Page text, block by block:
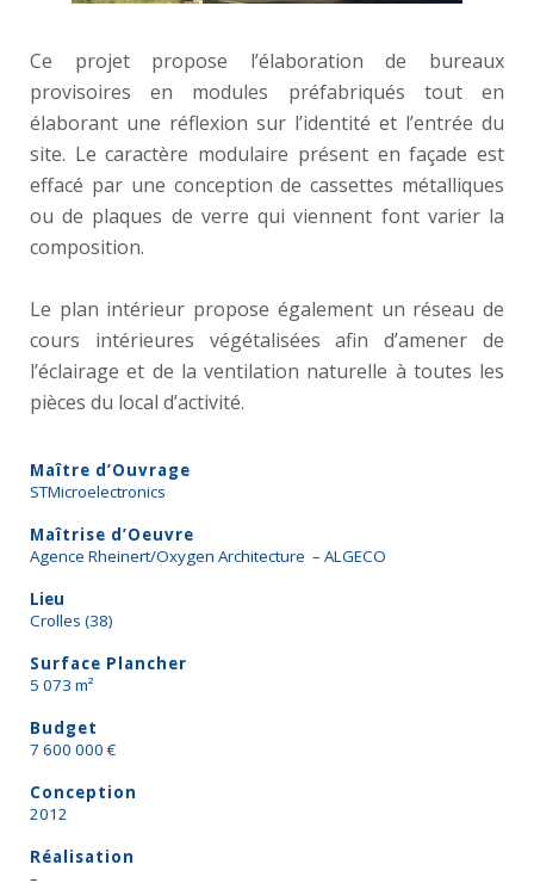
Ce projet propose l’élaboration de bureaux
provisoires en modules préfabriqués tout en
élaborant une réflexion sur l’identité et l’entrée du
site. Le caractère modulaire présent en façade est
effacé par une conception de cassettes métalliques
ou de plaques de verre qui viennent font varier la
composition.
Le plan intérieur propose également un réseau de
cours intérieures végétalisées afin d’amener de
l’éclairage et de la ventilation naturelle à toutes les
pièces du local d’activité.
Maître d’Ouvrage
STMicroelectronics
Maîtrise d’Oeuvre
Agence Rheinert/Oxygen Architecture – ALGECO
Lieu
Crolles (38)
Surface Plancher
5 073 m²
Budget
7 600 000 €
Conception
2012
Réalisation
–